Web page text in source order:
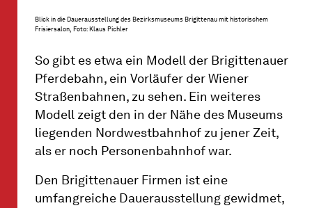
Blick in die Dauerausstellung des Bezirksmuseums Brigittenau mit historischem
Frisiersalon, Foto: Klaus Pichler
So gibt es etwa ein Modell der Brigittenauer
Pferdebahn, ein Vorläufer der Wiener
Straßenbahnen, zu sehen. Ein weiteres
Modell zeigt den in der Nähe des Museums
liegenden Nordwestbahnhof zu jener Zeit,
als er noch Personenbahnhof war.
Den Brigittenauer Firmen ist eine
umfangreiche Dauerausstellung gewidmet,